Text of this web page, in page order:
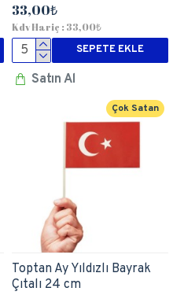
33,00₺
Kdv Hariç : 33,00₺
SEPETE EKLE
Satın Al
Çok Satan
Toptan Ay Yıldızlı Bayrak
Çıtalı 24 cm